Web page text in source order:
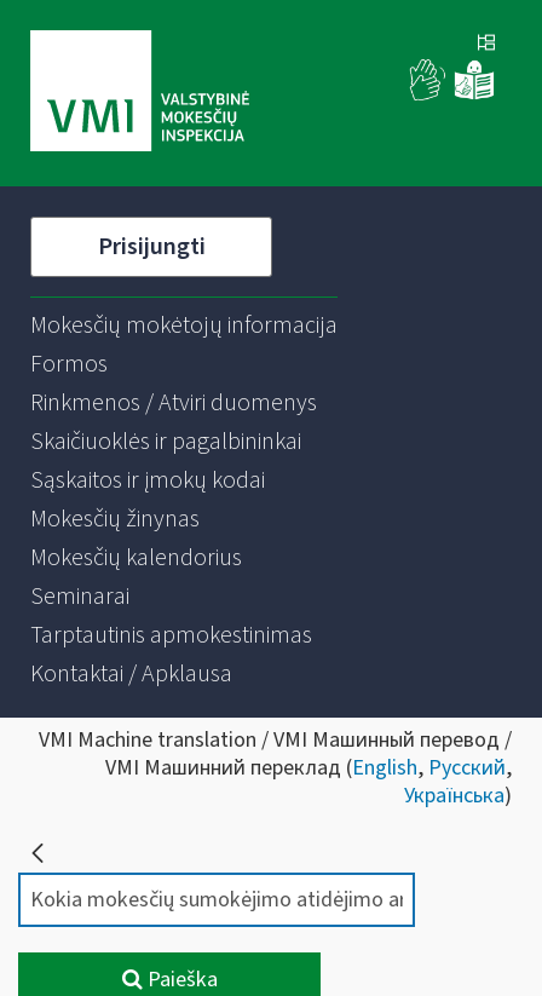
Prisijungti
Mokesčių mokėtojų informacija
Formos
Rinkmenos / Atviri duomenys
Skaičiuoklės ir pagalbininkai
Sąskaitos ir įmokų kodai
Mokesčių žinynas
Mokesčių kalendorius
Seminarai
Tarptautinis apmokestinimas
Kontaktai / Apklausa
VMI Machine translation / VMI Машинный перевод /
VMI Машинний переклад (English, Русский,
Українська)
Paieška